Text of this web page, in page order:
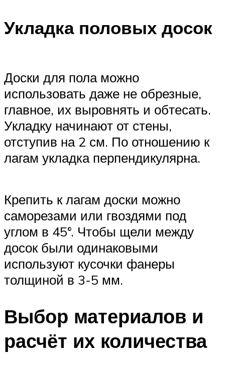
Укладка половых досок
Доски для пола можно
использовать даже не обрезные,
главное, их выровнять и обтесать.
Укладку начинают от стены,
отступив на 2 см. По отношению к
лагам укладка перпендикулярна.
Крепить к лагам доски можно
саморезами или гвоздями под
углом в 45°. Чтобы щели между
досок были одинаковыми
используют кусочки фанеры
толщиной в 3-5 мм.
Выбор материалов и
расчёт их количества